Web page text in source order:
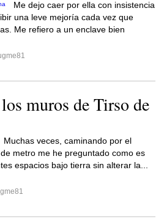
Me dejo caer por ella con insistencia
una leve mejoría cada vez que
Me refiero a un enclave bien
muros de Tirso de
Muchas veces, caminando por el
metro me he preguntado como es
espacios bajo tierra sin alterar la...